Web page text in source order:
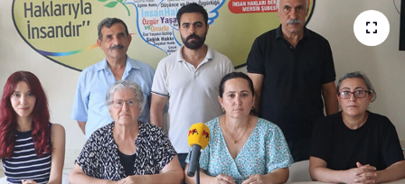
Politika
Resmi İlan
Sağlık
Spor